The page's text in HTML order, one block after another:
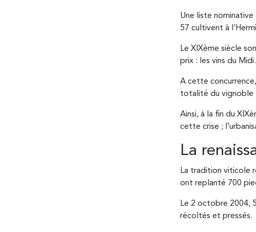
Une liste
57 cultivent à
Le XIXème siècle
prix : les vins du Midi.
A cette
totalité du vignoble
Ainsi, à la fin du
cette crise ;
La
La tradition viticole
ont replanté 700
Le 2 octobre 2004,
récoltés et pressés.